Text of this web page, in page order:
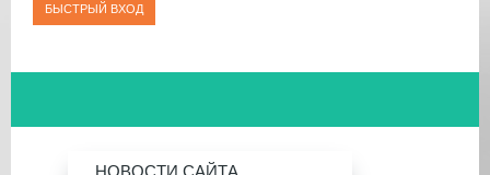
НОВОСТИ САЙТА